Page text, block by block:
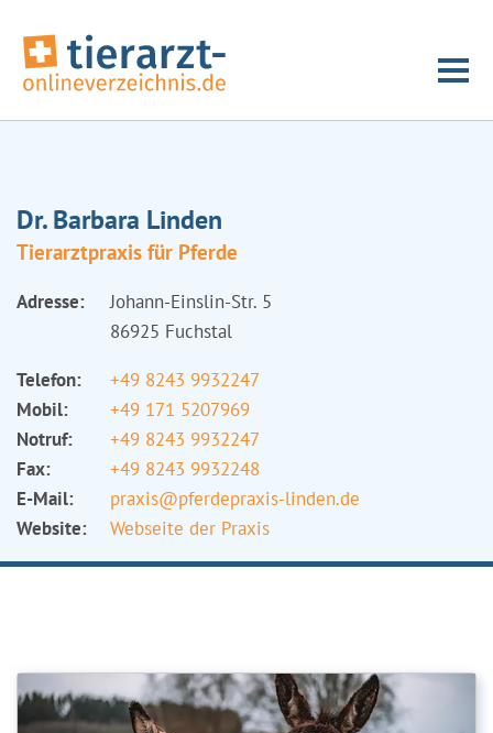
Dr. Barbara Linden
Tierarztpraxis für Pferde
Adresse:
Johann-Einslin-Str. 5
86925 Fuchstal
Telefon:
+49 8243 9932247
Mobil:
+49 171 5207969
Notruf:
+49 8243 9932247
Fax:
+49 8243 9932248
E-Mail:
praxis@pferdepraxis-linden.de
Website:
Webseite der Praxis